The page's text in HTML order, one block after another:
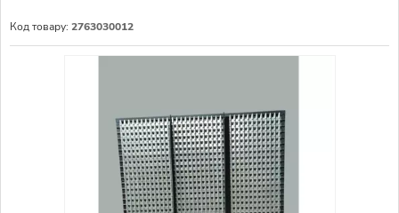
Код товару: 2763030012